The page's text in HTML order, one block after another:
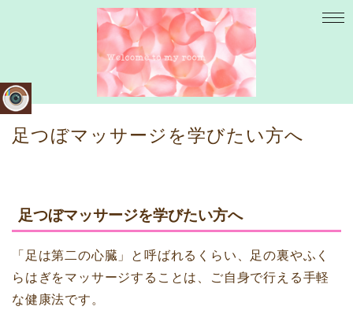
足つぼマッサージを学びたい方へ
足つぼマッサージを学びたい方へ
「足は第二の心臓」と呼ばれるくらい、足の裏やふく
らはぎをマッサージすることは、ご自身で行える手軽
な健康法です。